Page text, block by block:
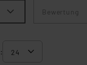
Bewertung